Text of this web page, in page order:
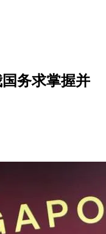
务求掌握并